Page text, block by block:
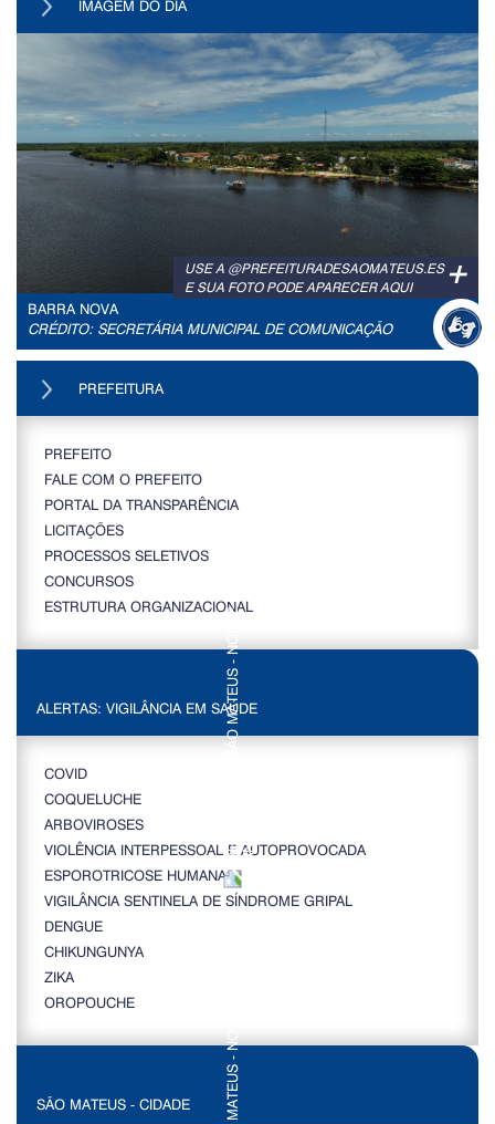
IMAGEM DO DIA
+
USE A @PREFEITURADESAOMATEUS.ES
E SUA FOTO PODE APARECER AQUI
BARRA NOVA
CRÉDITO: SECRETÁRIA MUNICIPAL DE COMUNICAÇÃO
PREFEITURA
PREFEITO
FALE COM O PREFEITO
PORTAL DA TRANSPARÊNCIA
LICITAÇÕES
PROCESSOS SELETIVOS
CONCURSOS
ESTRUTURA ORGANIZACIONAL
ALERTAS: VIGILÂNCIA EM SAÚDE
COVID
COQUELUCHE
ARBOVIROSES
VIOLÊNCIA INTERPESSOAL E AUTOPROVOCADA
ESPOROTRICOSE HUMANA
VIGILÂNCIA SENTINELA DE SÍNDROME GRIPAL
DENGUE
CHIKUNGUNYA
ZIKA
OROPOUCHE
SÃO MATEUS - CIDADE